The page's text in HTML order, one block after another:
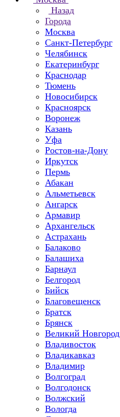
Назад
Города
Москва
Санкт-Петербург
Челябинск
Екатеринбург
Краснодар
Тюмень
Новосибирск
Красноярск
Воронеж
Казань
Уфа
Ростов-на-Дону
Иркутск
Пермь
Абакан
Альметьевск
Ангарск
Армавир
Архангельск
Астрахань
Балаково
Балашиха
Барнаул
Белгород
Бийск
Благовещенск
Братск
Брянск
Великий Новгород
Владивосток
Владикавказ
Владимир
Волгоград
Волгодонск
Волжский
Вологда